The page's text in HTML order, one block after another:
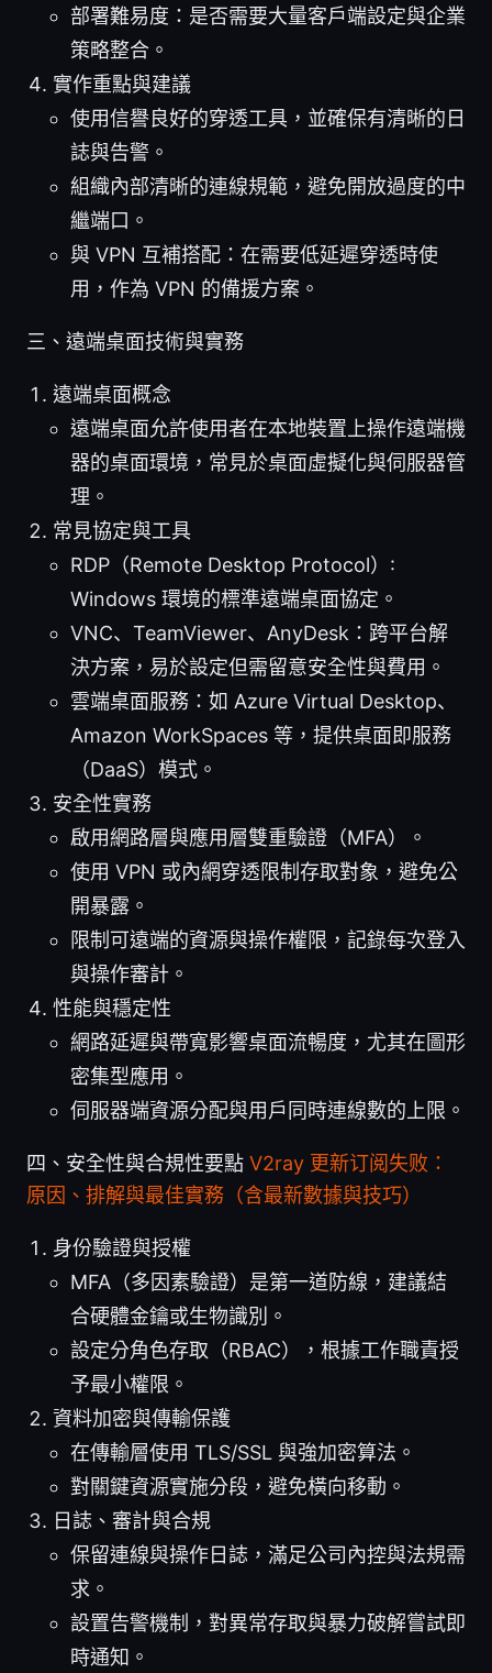
部署難易度：是否需要大量客戶端設定與企業
策略整合。
實作重點與建議
使用信譽良好的穿透工具，並確保有清晰的日
誌與告警。
組織內部清晰的連線規範，避免開放過度的中
繼端口。
與 VPN 互補搭配：在需要低延遲穿透時使
用，作為 VPN 的備援方案。
三、遠端桌面技術與實務
遠端桌面概念
遠端桌面允許使用者在本地裝置上操作遠端機
器的桌面環境，常見於桌面虛擬化與伺服器管
理。
常見協定與工具
RDP（Remote Desktop Protocol）:
Windows 環境的標準遠端桌面協定。
VNC、TeamViewer、AnyDesk：跨平台解
決方案，易於設定但需留意安全性與費用。
雲端桌面服務：如 Azure Virtual Desktop、
Amazon WorkSpaces 等，提供桌面即服務
（DaaS）模式。
安全性實務
啟用網路層與應用層雙重驗證（MFA）。
使用 VPN 或內網穿透限制存取對象，避免公
開暴露。
限制可遠端的資源與操作權限，記錄每次登入
與操作審計。
性能與穩定性
網路延遲與帶寬影響桌面流暢度，尤其在圖形
密集型應用。
伺服器端資源分配與用戶同時連線數的上限。
四、安全性與合規性要點 V2ray 更新订阅失败：
原因、排解與最佳實務（含最新數據與技巧）
身份驗證與授權
MFA（多因素驗證）是第一道防線，建議結
合硬體金鑰或生物識別。
設定分角色存取（RBAC），根據工作職責授
予最小權限。
資料加密與傳輸保護
在傳輸層使用 TLS/SSL 與強加密算法。
對關鍵資源實施分段，避免橫向移動。
日誌、審計與合規
保留連線與操作日誌，滿足公司內控與法規需
求。
設置告警機制，對異常存取與暴力破解嘗試即
時通知。